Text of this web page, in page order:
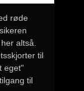
røde
altså.
til
eget"
til